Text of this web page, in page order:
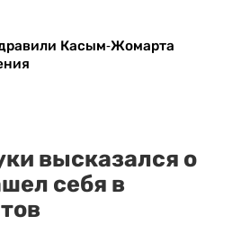
Касым-Жомарта
высказался о
себя в